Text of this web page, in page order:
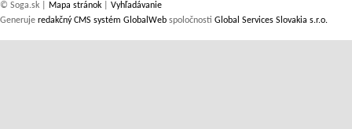
© Soga.sk | Mapa stránok
Vyhľadávanie
Generuje redakčný CMS systém GlobalWeb spoločnosti Global Services Slovakia s.r.o.